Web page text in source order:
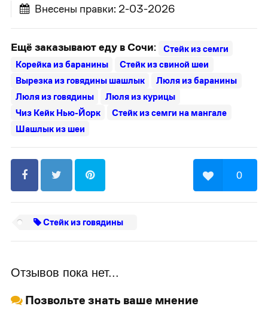
Внесены правки: 2-03-2026
Ещё заказывают еду в Сочи:
Стейк из семги
Корейка из баранины
Стейк из свиной шеи
Вырезка из говядины шашлык
Люля из баранины
Люля из говядины
Люля из курицы
Чиз Кейк Нью-Йорк
Стейк из семги на мангале
Шашлык из шеи
0
Стейк из говядины
Отзывов пока нет...
Позвольте знать ваше мнение